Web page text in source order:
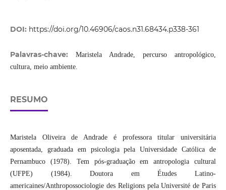
DOI: https://doi.org/10.46906/caos.n31.68434.p338-361
Palavras-chave:
Maristela Andrade, percurso antropológico,
cultura, meio ambiente.
RESUMO
Maristela Oliveira de Andrade é professora titular universitária
aposentada, graduada em psicologia pela Universidade Católica de
Pernambuco (1978). Tem pós-graduação em antropologia cultural
(UFPE) (1984). Doutora em Études Latino-
americaines/Anthropossociologie des Religions pela Université de Paris